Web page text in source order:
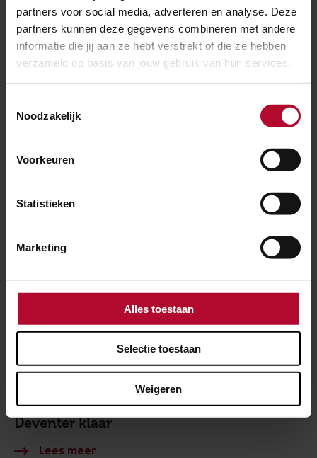
partners voor social media, adverteren en analyse. Deze
partners kunnen deze gegevens combineren met andere
informatie die jij aan ze hebt verstrekt of die ze hebben
verzameld op basis van jouw gebruik van hun services.
Noodzakelijk
Voorkeuren
Statistieken
Marketing
Alles toestaan
Selectie toestaan
Weigeren
Meer over:
Fietsenstalling Tilburg
Eerste vernieuwde deel fietsenstalling
Deventer klaar